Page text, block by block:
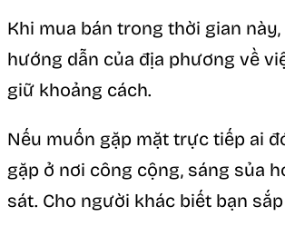
Khi mua bán trong thời gian
hướng dẫn của địa phương về
giữ khoảng cách.
Nếu muốn gặp mặt trực tiếp ai
gặp ở nơi công cộng, sáng sủa
sát. Cho người khác biết bạn